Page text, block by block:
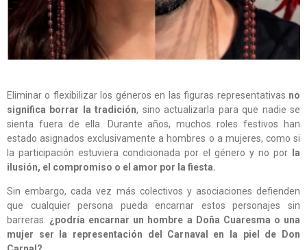
Eliminar o flexibilizar los géneros en las figuras representativas no
significa borrar la tradición, sino actualizarla para que nadie se
sienta fuera de ella. Durante años, muchos roles festivos han
estado asignados exclusivamente a hombres o a mujeres, como si
la participación estuviera condicionada por el género y no por la
ilusión, el compromiso o el amor por la fiesta.
Sin embargo, cada vez más colectivos y asociaciones defienden
que cualquier persona pueda encarnar estos personajes sin
barreras: ¿podría encarnar un hombre a Doña Cuaresma o una
mujer ser la representación del Carnaval en la piel de Don